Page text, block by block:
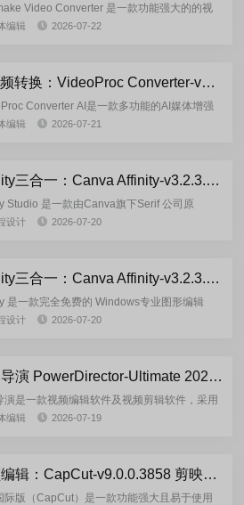
Video Converter 是一款功能强大的的视
转换软件，集成NVIDIA CUDA和DXVA硬件加
编辑 2026-07-22
AI视频转换：VideoProc Converter-v8.11.0716 多语便携版
Converter AI是一款多功能的AI媒体增强
工具，能够提升、转换、压缩、编辑、下载、
编辑 2026-07-21
Affinity三合一：Canva Affinity-v3.2.3.4646 多语言安装版
Studio 是一款由Canva旗下Serif 公司原
开发团队重新开发的专业设计软件，整合了原
设计 2026-07-20
Affinity三合一：Canva Affinity-v3.2.3.4646-by7997 多语言便携版
是一款完全免费的 Windows专业图形编辑
Canva公司收购后发布了一个包含三者组件的
设计 2026-07-20
威力导演 PowerDirector-Ultimate 2026-24.6.1917.0 安装版
演是一款视频编辑软件及视频剪辑软件，采用
智慧型高速不失真影片输出技术SVRT,可以快
编辑 2026-07-19
视频编辑：CapCut-v9.0.0.3858 剪映国际版
际版（CapCut）是一款功能强大且易于使用